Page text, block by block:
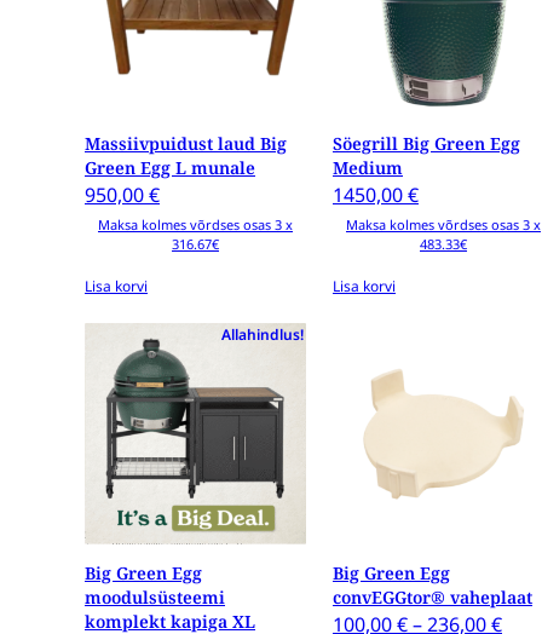
Massiivpuidust laud Big
Green Egg L munale
950,00€
Maksa kolmes võrdses osas 3 x
316.67€
Lisa korvi
Söegrill Big Green Egg
Medium
1450,00€
Maksa kolmes võrdses osas 3 x
483.33€
Lisa korvi
Allahindlus!
Big Green Egg
moodulsüsteemi
komplekt kapiga XL
Big Green Egg
convEGGtor® vaheplaat
100,00€–236,00€
tootel
mitu
varianti.
Valikud
tootelehel